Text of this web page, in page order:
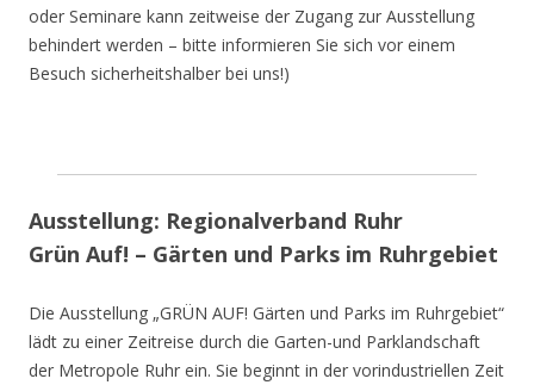
oder Seminare kann zeitweise der Zugang zur Ausstellung
behindert werden – bitte informieren Sie sich vor einem
Besuch sicherheitshalber bei uns!)
Ausstellung: Regionalverband Ruhr
Grün Auf! – Gärten und Parks im Ruhrgebiet
Die Ausstellung „GRÜN AUF! Gärten und Parks im Ruhrgebiet“
lädt zu einer Zeitreise durch die Garten-und Parklandschaft
der Metropole Ruhr ein. Sie beginnt in der vorindustriellen Zeit